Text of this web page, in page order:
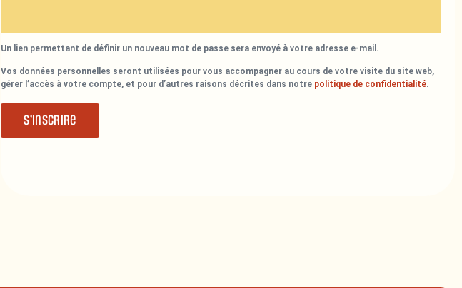
Un lien permettant de définir un nouveau mot de passe sera envoyé à votre adresse e-mail.
Vos données personnelles seront utilisées pour vous accompagner au cours de votre visite du site web,
gérer l’accès à votre compte, et pour d’autres raisons décrites dans notre politique de confidentialité.
S’inscrire